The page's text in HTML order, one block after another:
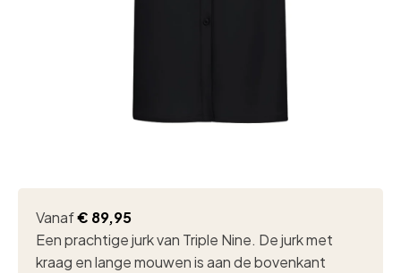
Vanaf€ 89,95
Een prachtige jurk van Triple Nine. De jurk met
kraag en lange mouwen is aan de bovenkant